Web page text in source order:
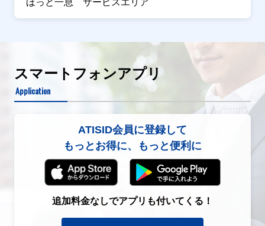
ほっと一息 サービスエリア
スマートフォンアプリ
Application
ATISID会員に登録して
もっとお得に、もっと便利に
追加料金なしでアプリも付いてくる！